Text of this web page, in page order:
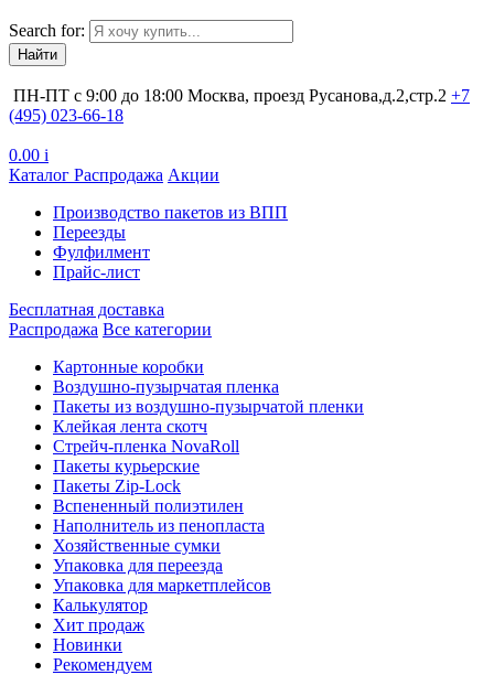
Search for:
ПН-ПТ с 9:00 до 18:00 Москва, проезд Русанова,д.2,стр.2 +7
(495) 023-66-18
0.00 i
Каталог Распродажа Акции
Производство пакетов из ВПП
Переезды
Фулфилмент
Прайс-лист
Бесплатная доставка
Распродажа Все категории
Картонные коробки
Воздушно-пузырчатая пленка
Пакеты из воздушно-пузырчатой пленки
Клейкая лента скотч
Стрейч-пленка NovaRoll
Пакеты курьерские
Пакеты Zip-Lock
Вспененный полиэтилен
Наполнитель из пенопласта
Хозяйственные сумки
Упаковка для переезда
Упаковка для маркетплейсов
Калькулятор
Хит продаж
Новинки
Рекомендуем